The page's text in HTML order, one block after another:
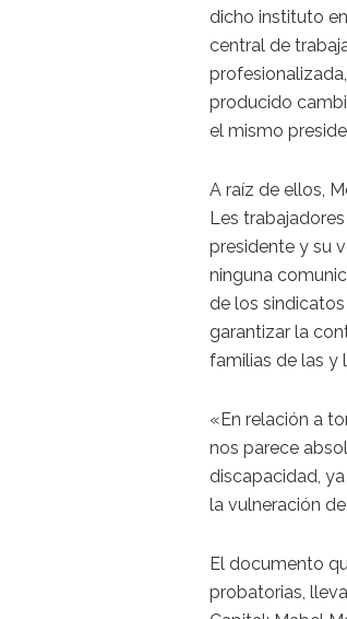
dicho instituto
central de
producido
el mismo
A raíz de ellos,
Les
presidente y su
ninguna
de los
garantizar la
familias de las y
«En relación a
nos parece
discapacidad,
la vulneración
El documento
probatorias,